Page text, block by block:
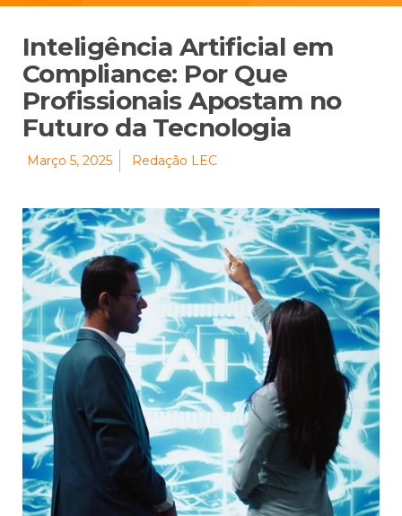
Inteligência Artificial em
Compliance: Por Que
Profissionais Apostam no
Futuro da Tecnologia
Março 5, 2025 Redação LEC